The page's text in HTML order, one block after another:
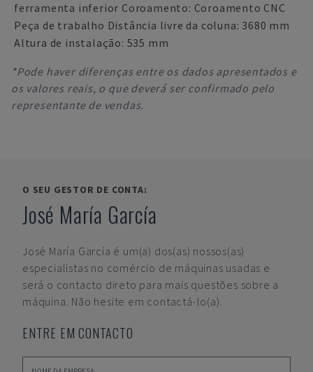
ferramenta inferior Coroamento: Coroamento CNC
Peça de trabalho Distância livre da coluna: 3680 mm
Altura de instalação: 535 mm
*Pode haver diferenças entre os dados apresentados e
os valores reais, o que deverá ser confirmado pelo
representante de vendas.
O SEU GESTOR DE CONTA:
José María García
José María García é um(a) dos(as) nossos(as)
especialistas no comércio de máquinas usadas e
será o contacto direto para mais questões sobre a
máquina. Não hesite em contactá-lo(a).
ENTRE EM CONTACTO